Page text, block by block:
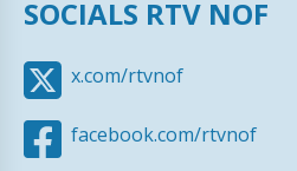
SOCIALS RTV NOF
x.com/rtvnof
facebook.com/rtvnof